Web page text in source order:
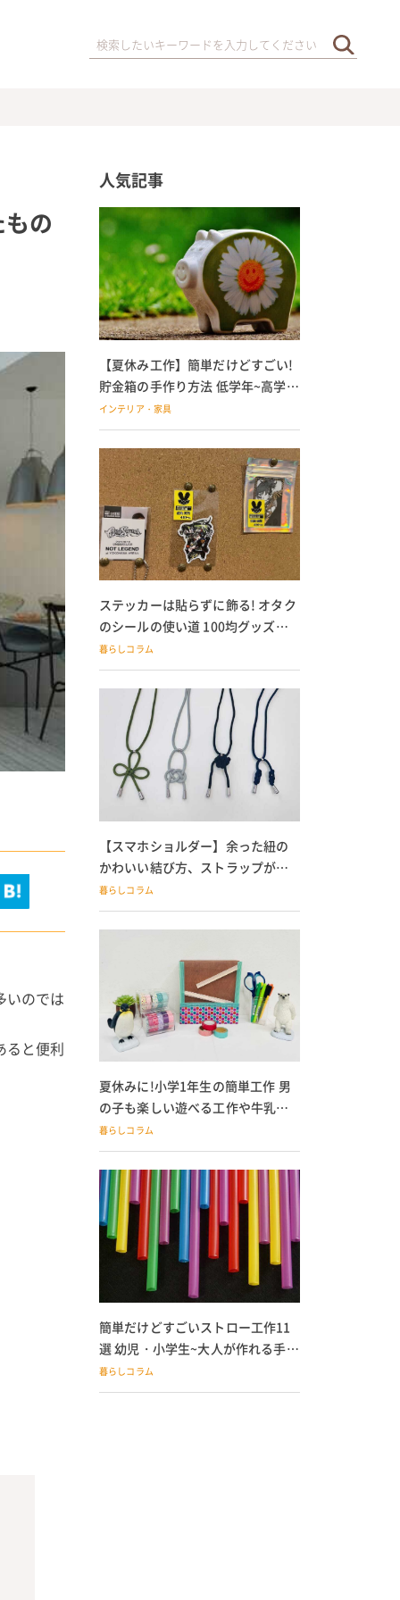
の
いのでは
ると便利
人気記事
【夏休み工作】簡単だけどすごい!
貯金箱の手作り方法 低学年~高学年
の子どもにも
インテリア・家具
ステッカーは貼らずに飾る! オタク
のシールの使い道 100均グッズで
の飾り方も
暮らしコラム
【スマホショルダー】余った紐の
かわいい結び方、ストラップが落
ちる人必見
暮らしコラム
夏休みに!小学1年生の簡単工作 男
の子も楽しい遊べる工作や牛乳パ
ック貯金箱も
暮らしコラム
簡単だけどすごいストロー工作11
選 幼児・小学生~大人が作れる手作
りおもちゃ
暮らしコラム